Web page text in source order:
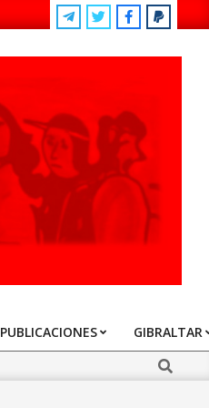
PUBLICACIONES GIBRALTAR
Search